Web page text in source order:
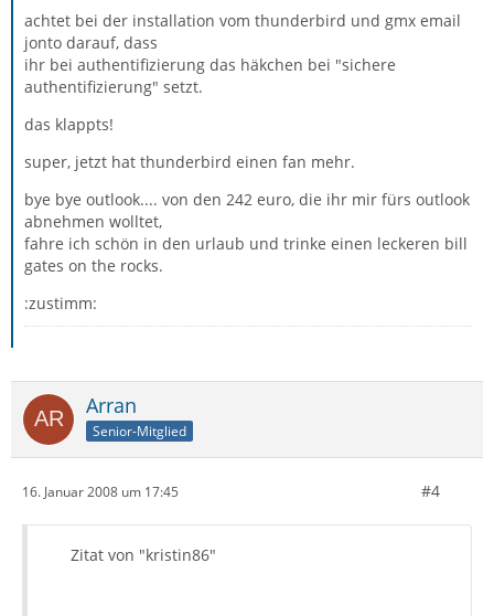
achtet bei der installation vom thunderbird und gmx email
jonto darauf, dass
ihr bei authentifizierung das häkchen bei "sichere
authentifizierung" setzt.
das klappts!
super, jetzt hat thunderbird einen fan mehr.
bye bye outlook.... von den 242 euro, die ihr mir fürs outlook
abnehmen wolltet,
fahre ich schön in den urlaub und trinke einen leckeren bill
gates on the rocks.
:zustimm:
Arran
Senior-Mitglied
16. Januar 2008 um 17:45 #4
Zitat von "kristin86"